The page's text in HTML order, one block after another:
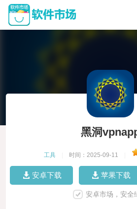
黑洞
工具 时间：2025-09-11
安卓下载 苹果下载
安卓市场，安全